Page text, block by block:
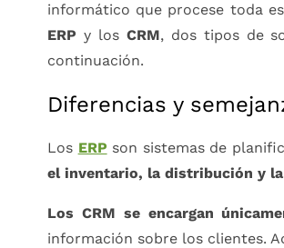
informático que procese toda
ERP y los CRM, dos tipos de
continuación.
Diferencias y
Los ERP son sistemas de
el inventario, la distribución y
Los CRM se encargan
información sobre los clientes.